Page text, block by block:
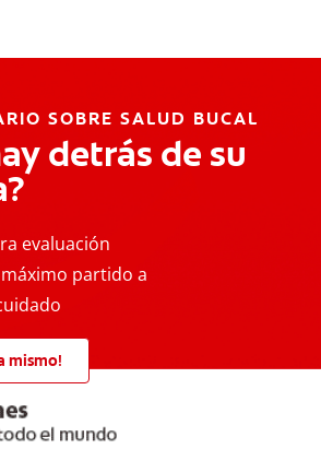
SOBRE SALUD BUCAL
detrás de su
evaluación
partido a
mismo!